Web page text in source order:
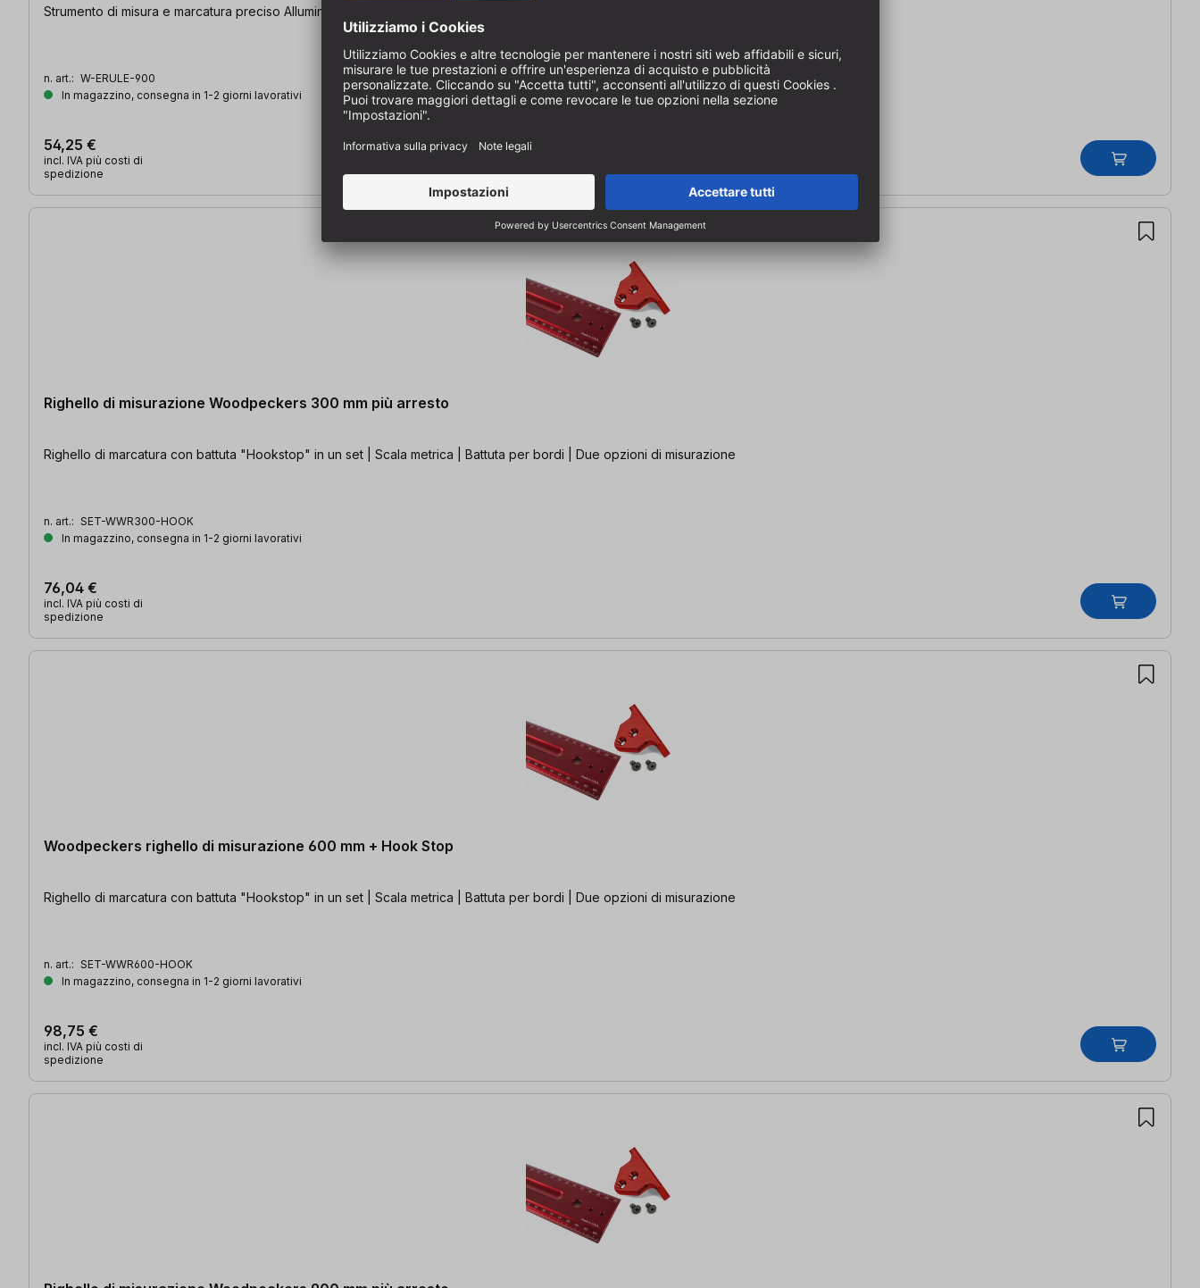
Strumento di misura e marcatura preciso Alluminio anodizzato | Lunghezza: 900 mm | Scala: metrica
n. art.: W-ERULE-900
In magazzino, consegna in 1-2 giorni lavorativi
54,25 €
incl. IVA più costi di
spedizione
Righello di misurazione Woodpeckers 300 mm più arresto
Righello di marcatura con battuta "Hookstop" in un set | Scala metrica | Battuta per bordi | Due opzioni di misurazione
n. art.: SET-WWR300-HOOK
In magazzino, consegna in 1-2 giorni lavorativi
76,04 €
incl. IVA più costi di
spedizione
Woodpeckers righello di misurazione 600 mm + Hook Stop
Righello di marcatura con battuta "Hookstop" in un set | Scala metrica | Battuta per bordi | Due opzioni di misurazione
n. art.: SET-WWR600-HOOK
In magazzino, consegna in 1-2 giorni lavorativi
98,75 €
incl. IVA più costi di
spedizione